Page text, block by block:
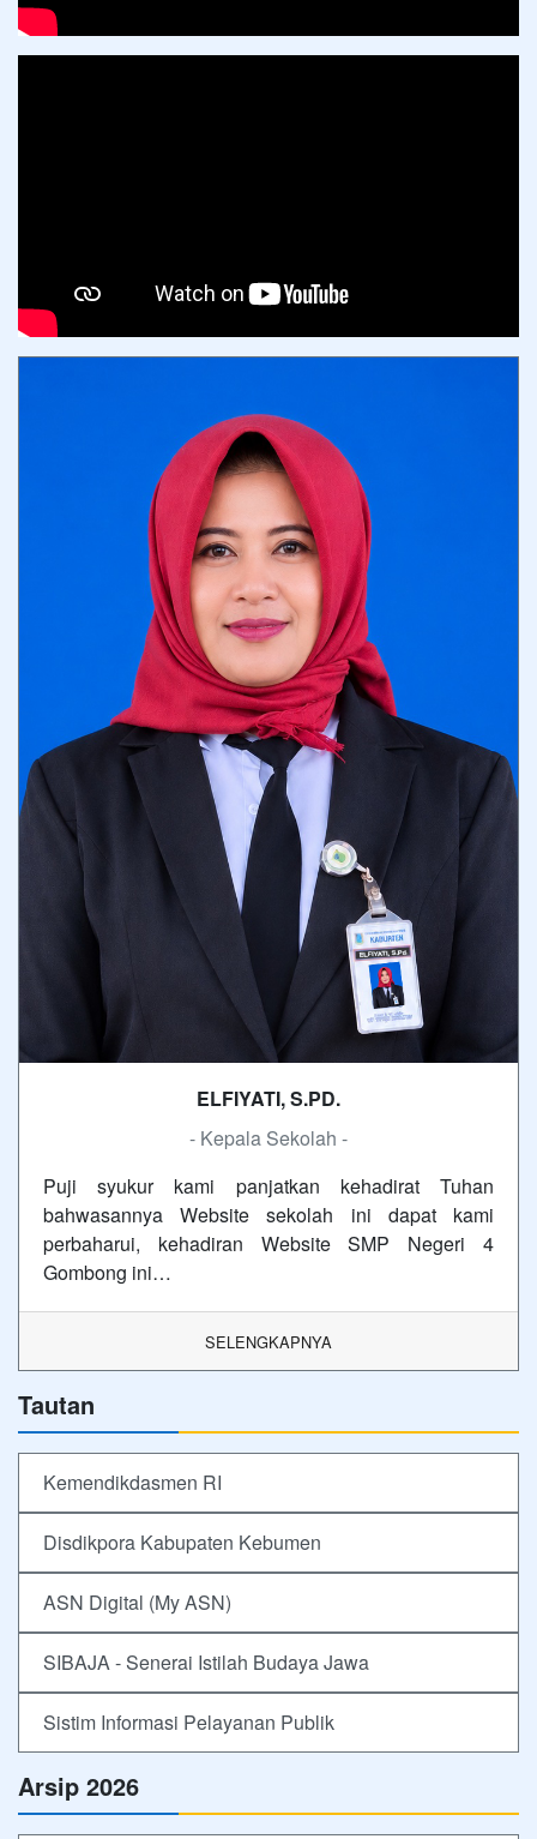
ELFIYATI, S.PD.
- Kepala Sekolah -
Puji syukur kami panjatkan kehadirat Tuhan
bahwasannya Website sekolah ini dapat kami
perbaharui, kehadiran Website SMP Negeri 4
Gombong ini…
SELENGKAPNYA
Tautan
Kemendikdasmen RI
Disdikpora Kabupaten Kebumen
ASN Digital (My ASN)
SIBAJA - Senerai Istilah Budaya Jawa
Sistim Informasi Pelayanan Publik
Arsip 2026